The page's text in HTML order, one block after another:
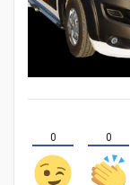
0 0